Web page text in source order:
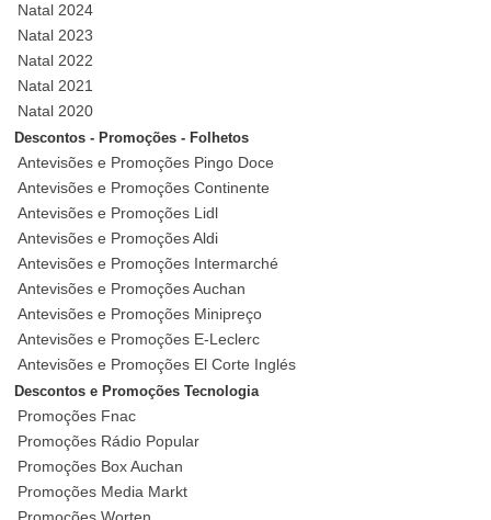
Natal 2024
Natal 2023
Natal 2022
Natal 2021
Natal 2020
Descontos - Promoções - Folhetos
Antevisões e Promoções Pingo Doce
Antevisões e Promoções Continente
Antevisões e Promoções Lidl
Antevisões e Promoções Aldi
Antevisões e Promoções Intermarché
Antevisões e Promoções Auchan
Antevisões e Promoções Minipreço
Antevisões e Promoções E-Leclerc
Antevisões e Promoções El Corte Inglés
Descontos e Promoções Tecnologia
Promoções Fnac
Promoções Rádio Popular
Promoções Box Auchan
Promoções Media Markt